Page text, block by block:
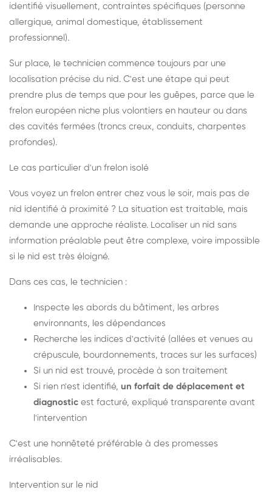
identifié visuellement, contraintes spécifiques (personne
allergique, animal domestique, établissement
professionnel).
Sur place, le technicien commence toujours par une
localisation précise du nid. C'est une étape qui peut
prendre plus de temps que pour les guêpes, parce que le
frelon européen niche plus volontiers en hauteur ou dans
des cavités fermées (troncs creux, conduits, charpentes
profondes).
Le cas particulier d'un frelon isolé
Vous voyez un frelon entrer chez vous le soir, mais pas de
nid identifié à proximité ? La situation est traitable, mais
demande une approche réaliste. Localiser un nid sans
information préalable peut être complexe, voire impossible
si le nid est très éloigné.
Dans ces cas, le technicien :
Inspecte les abords du bâtiment, les arbres
environnants, les dépendances
Recherche les indices d'activité (allées et venues au
crépuscule, bourdonnements, traces sur les surfaces)
Si un nid est trouvé, procède à son traitement
Si rien n'est identifié, un forfait de déplacement et
diagnostic est facturé, expliqué transparente avant
l'intervention
C'est une honnêteté préférable à des promesses
irréalisables.
Intervention sur le nid